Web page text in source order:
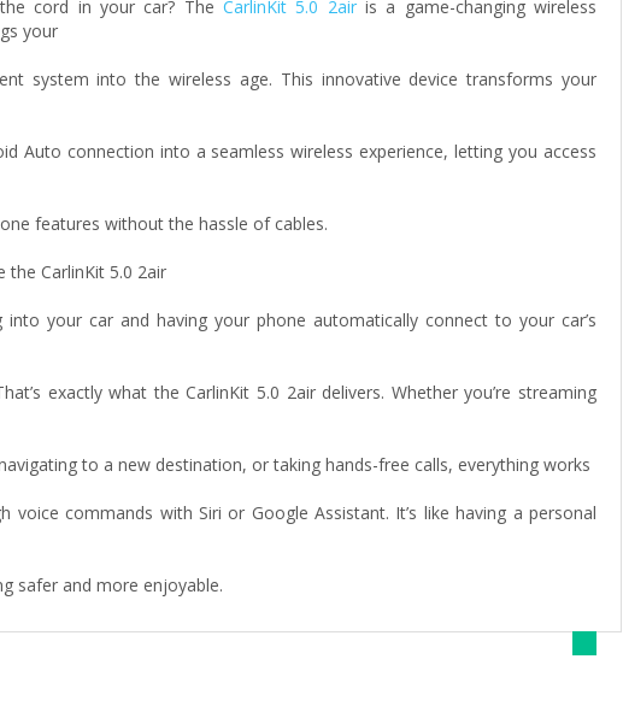
cord in your car? The CarlinKit 5.0 2air is a game-changing wireless
your
system into the wireless age. This innovative device transforms your
Auto connection into a seamless wireless experience, letting you access
features without the hassle of cables.
the CarlinKit 5.0 2air
into your car and having your phone automatically connect to your car’s
exactly what the CarlinKit 5.0 2air delivers. Whether you’re streaming
to a new destination, or taking hands-free calls, everything works
voice commands with Siri or Google Assistant. It’s like having a personal
safer and more enjoyable.